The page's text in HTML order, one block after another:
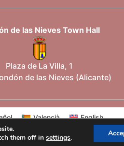
de las Nieves Town Hall
Plaza de La Villa, 1
de las Nieves (Alicante)
them off insettings.
Valencià English